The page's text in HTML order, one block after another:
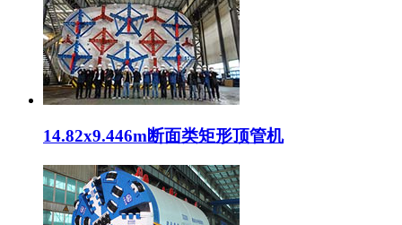
14.82x9.446m断面类矩形顶管机